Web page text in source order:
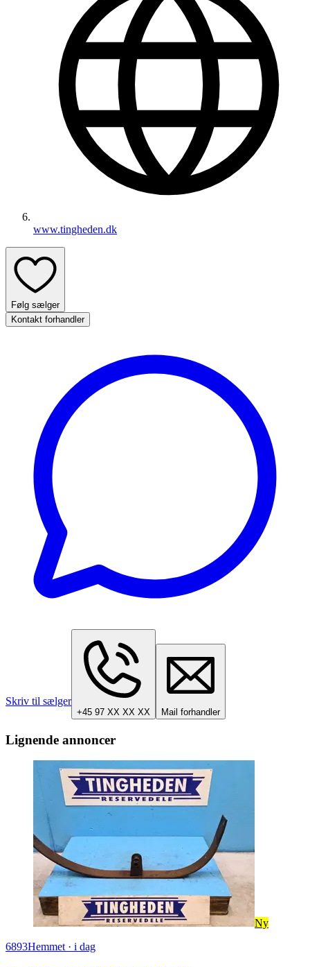
www.tingheden.dk
Følg sælger
Kontakt forhandler
Skriv til sælger
+45 97 XX XX XX Mail forhandler
Lignende annoncer
Ny
6893Hemmet · i dag